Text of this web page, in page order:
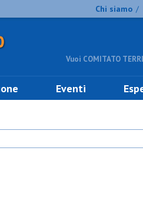
Chi siamo /
Vuoi COMITATO
Eventi